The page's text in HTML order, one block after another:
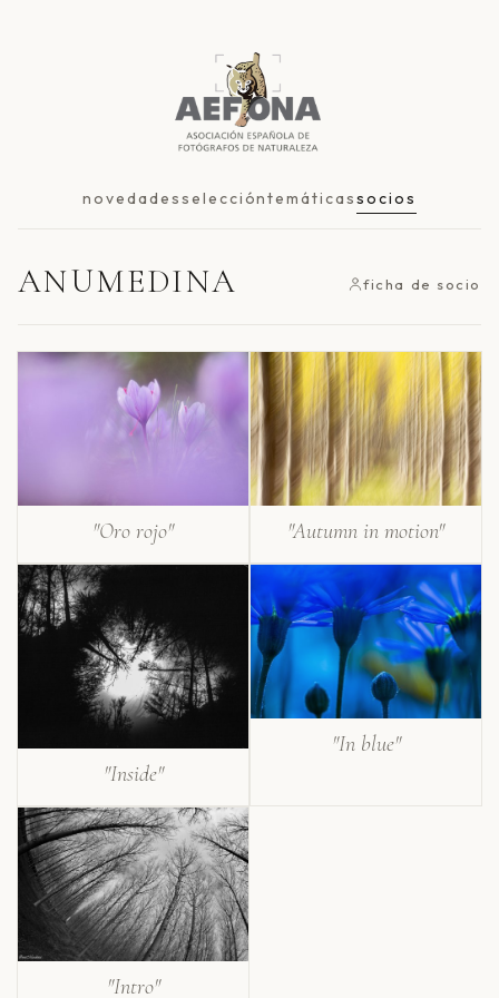
novedadesseleccióntemáticassocios
ANUMEDINA ficha de socio
"Oro rojo" "Autumn in motion"
"Inside"
"In blue"
"Intro"